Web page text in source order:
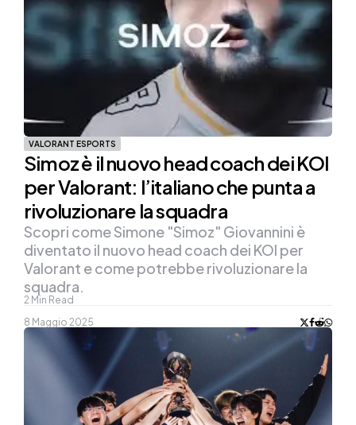
VALORANT ESPORTS
Simoz è il nuovo head coach dei KOI
per Valorant: l’italiano che punta a
rivoluzionare la squadra
2 Min Read
Scopri come Simone "Simoz" Giovannini è
diventato il nuovo head coach dei KOI per
Valorant e come potrebbe rivoluzionare la
squadra.
8 Maggio 2025